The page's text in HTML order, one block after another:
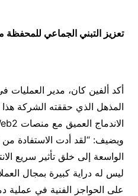
تعزيز التبني الجماعي للمحفظة
أكد ألفين كان، مدير العمليات
المذهل الذي حققته الشركة
ويضيف: “لقد أدت الاستفادة
الواسعة إلى خلق تأثير سريع
ليس له دراية كبيرة بمجال